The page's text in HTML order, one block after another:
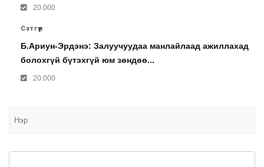
20.000
Сэтгүүл
Б.Ариун-Эрдэнэ: Залуучуудаа манлайлаад ажиллахад
болохгүй бүтэхгүй юм зөндөө...
20.000